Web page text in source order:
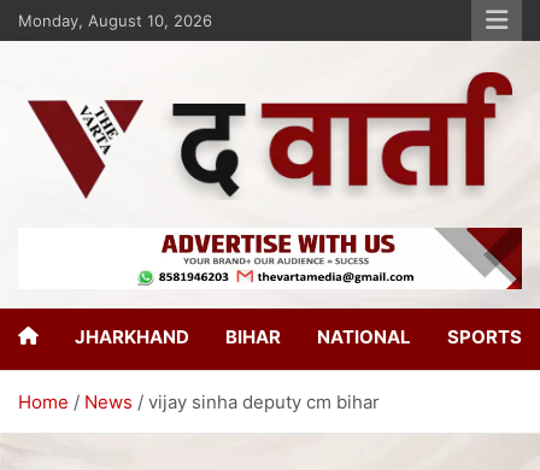
Monday, August 10, 2026
The Varta
JHARKHAND BIHAR NATIONAL SPORTS
Home News vijay sinha deputy cm bihar